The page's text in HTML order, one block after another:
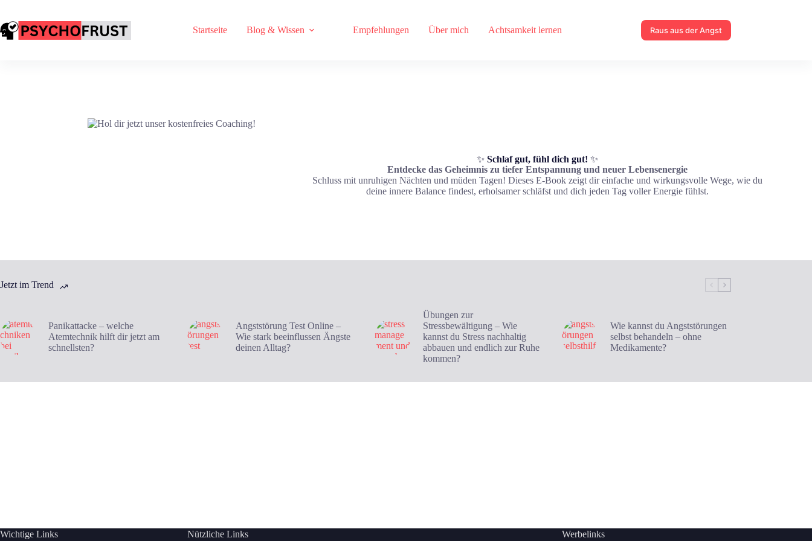
Startseite Blog & Wissen Empfehlungen Über mich Achtsamkeit lernen Raus aus der Angst
✨ Schlaf gut, fühl dich gut! ✨
Entdecke das Geheimnis zu tiefer Entspannung und neuer Lebensenergie
Schluss mit unruhigen Nächten und müden Tagen! Dieses E-Book zeigt dir einfache und wirkungsvolle Wege, wie du
deine innere Balance findest, erholsamer schläfst und dich jeden Tag voller Energie fühlst.
Jetzt im Trend
Panikattacke – welche
Atemtechnik hilft dir jetzt am
schnellsten?
Angststörung Test Online –
Wie stark beeinflussen Ängste
deinen Alltag?
Übungen zur
Stressbewältigung – Wie
kannst du Stress nachhaltig
abbauen und endlich zur Ruhe
kommen?
Wie kannst du Angststörungen
selbst behandeln – ohne
Medikamente?
Wichtige Links Nützliche Links Werbelinks